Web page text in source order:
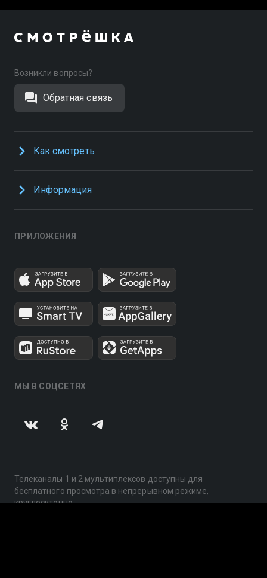
Возникли вопросы?
Обратная связь
Как смотреть
Информация
ПРИЛОЖЕНИЯ
МЫ В СОЦСЕТЯХ
Телеканалы 1 и 2 мультиплексов доступны для
бесплатного просмотра в непрерывном режиме,
круглосуточно.